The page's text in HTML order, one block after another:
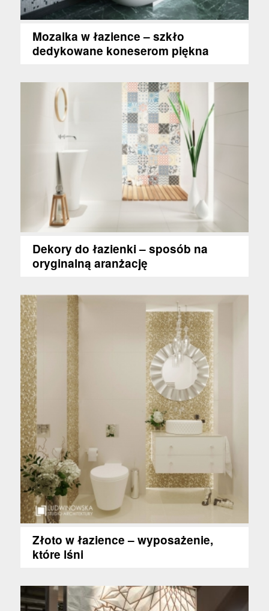
Mozaika w łazience – szkło
dedykowane koneserom piękna
Dekory do łazienki – sposób na
oryginalną aranżację
Złoto w łazience – wyposażenie,
które lśni